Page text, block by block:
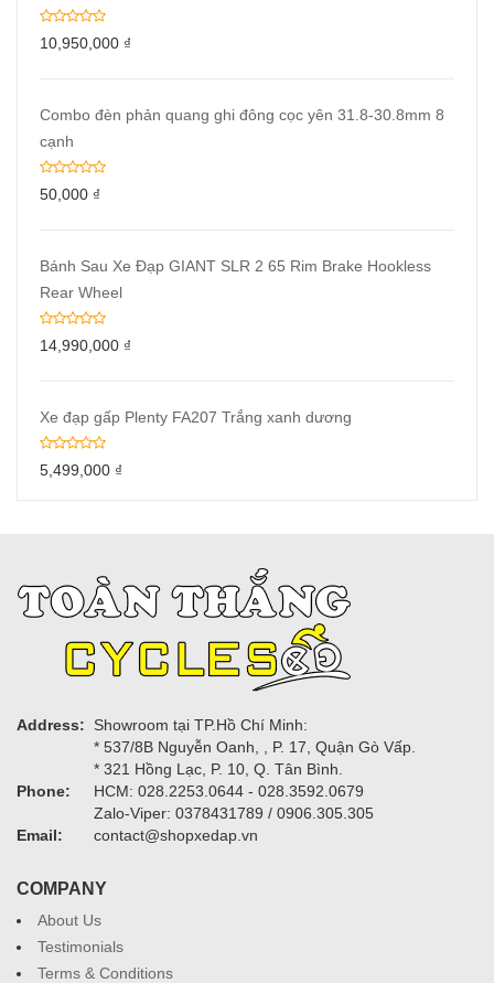
10,950,000 ₫
Combo đèn phản quang ghi đông cọc yên 31.8-30.8mm 8
cạnh
50,000 ₫
Bánh Sau Xe Đạp GIANT SLR 2 65 Rim Brake Hookless
Rear Wheel
14,990,000 ₫
Xe đạp gấp Plenty FA207 Trắng xanh dương
5,499,000 ₫
Address:
Showroom tại TP.Hồ Chí Minh:
* 537/8B Nguyễn Oanh, , P. 17, Quận Gò Vấp.
* 321 Hồng Lạc, P. 10, Q. Tân Bình.
Phone:
HCM: 028.2253.0644 - 028.3592.0679
Zalo-Viper: 0378431789 / 0906.305.305
Email:
contact@shopxedap.vn
COMPANY
About Us
Testimonials
Terms & Conditions